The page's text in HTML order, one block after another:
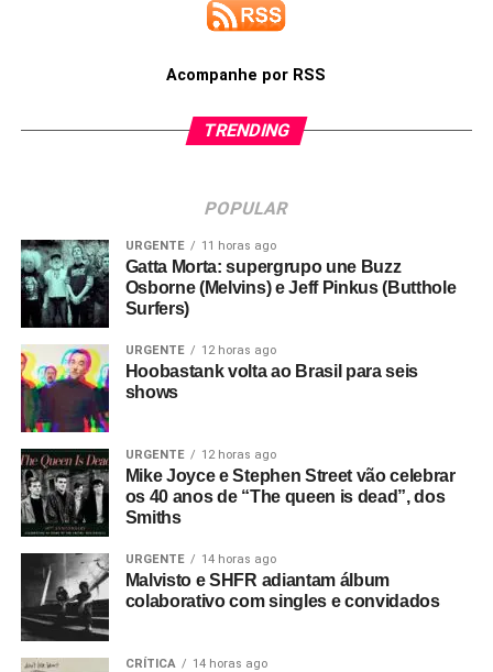
Acompanhe por RSS
TRENDING
POPULAR
URGENTE 11 horas ago
Gatta Morta: supergrupo une Buzz
Osborne (Melvins) e Jeff Pinkus (Butthole
Surfers)
URGENTE 12 horas ago
Hoobastank volta ao Brasil para seis
shows
URGENTE 12 horas ago
Mike Joyce e Stephen Street vão celebrar
os 40 anos de “The queen is dead”, dos
Smiths
URGENTE 14 horas ago
Malvisto e SHFR adiantam álbum
colaborativo com singles e convidados
CRÍTICA 14 horas ago